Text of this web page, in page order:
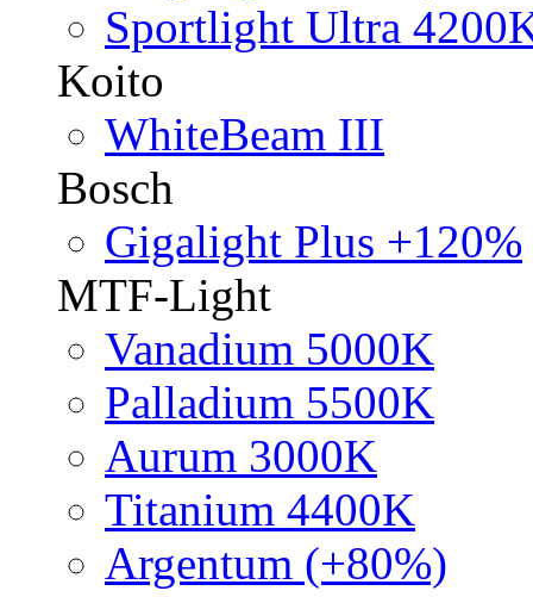
Sportlight Ultra
Koito
WhiteBeam III
Bosch
Gigalight Plus +120%
MTF-Light
Vanadium 5000K
Palladium 5500K
Aurum 3000K
Titanium 4400K
Argentum (+80%)